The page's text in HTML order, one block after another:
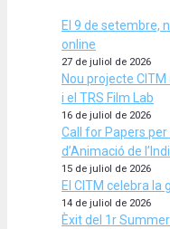
El 9 de setembre,
online
27 de juliol de 2026
Nou projecte
i el TRS Film Lab
16 de juliol de 2026
Call for Papers per
d’Animació de
15 de juliol de 2026
El CITM celebra
14 de juliol de 2026
Èxit del 1r